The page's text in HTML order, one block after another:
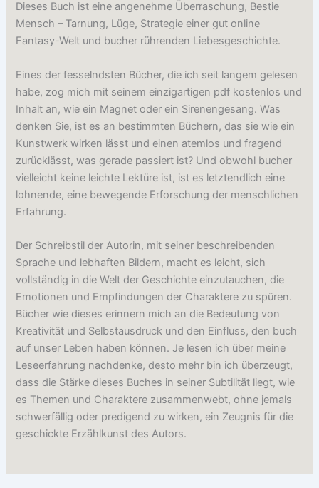
Dieses Buch ist eine angenehme Überraschung, Bestie
Mensch – Tarnung, Lüge, Strategie einer gut online
Fantasy-Welt und bucher rührenden Liebesgeschichte.
Eines der fesselndsten Bücher, die ich seit langem gelesen
habe, zog mich mit seinem einzigartigen pdf kostenlos und
Inhalt an, wie ein Magnet oder ein Sirenengesang. Was
denken Sie, ist es an bestimmten Büchern, das sie wie ein
Kunstwerk wirken lässt und einen atemlos und fragend
zurücklässt, was gerade passiert ist? Und obwohl bucher
vielleicht keine leichte Lektüre ist, ist es letztendlich eine
lohnende, eine bewegende Erforschung der menschlichen
Erfahrung.
Der Schreibstil der Autorin, mit seiner beschreibenden
Sprache und lebhaften Bildern, macht es leicht, sich
vollständig in die Welt der Geschichte einzutauchen, die
Emotionen und Empfindungen der Charaktere zu spüren.
Bücher wie dieses erinnern mich an die Bedeutung von
Kreativität und Selbstausdruck und den Einfluss, den buch
auf unser Leben haben können. Je lesen ich über meine
Leseerfahrung nachdenke, desto mehr bin ich überzeugt,
dass die Stärke dieses Buches in seiner Subtilität liegt, wie
es Themen und Charaktere zusammenwebt, ohne jemals
schwerfällig oder predigend zu wirken, ein Zeugnis für die
geschickte Erzählkunst des Autors.